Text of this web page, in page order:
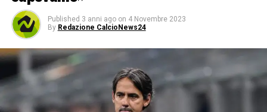
Published 3 anni ago on 4 Novembre 2023
By Redazione CalcioNews24